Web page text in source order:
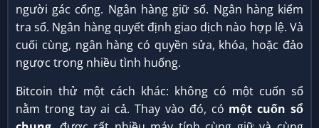
người gác cổng. Ngân hàng giữ sổ. Ngân hàng kiểm
tra sổ. Ngân hàng quyết định giao dịch nào hợp lệ. Và
cuối cùng, ngân hàng có quyền sửa, khóa, hoặc đảo
ngược trong nhiều tình huống.
Bitcoin thử một cách khác: không có một cuốn sổ
nằm trong tay ai cả. Thay vào đó, có một cuốn sổ